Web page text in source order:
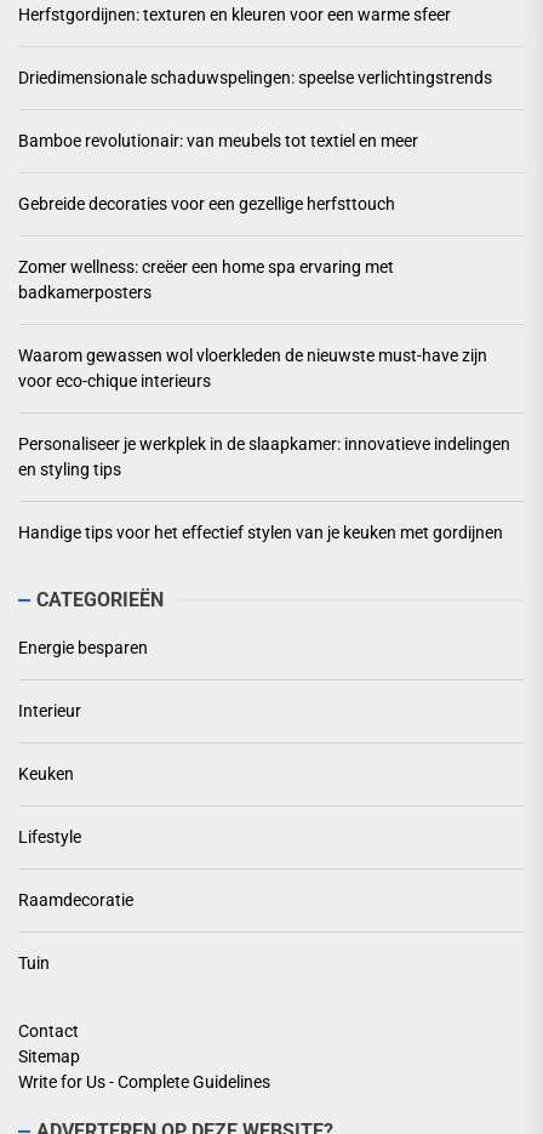
Herfstgordijnen: texturen en kleuren voor een warme sfeer
Driedimensionale schaduwspelingen: speelse verlichtingstrends
Bamboe revolutionair: van meubels tot textiel en meer
Gebreide decoraties voor een gezellige herfsttouch
Zomer wellness: creëer een home spa ervaring met
badkamerposters
Waarom gewassen wol vloerkleden de nieuwste must-have zijn
voor eco-chique interieurs
Personaliseer je werkplek in de slaapkamer: innovatieve indelingen
en styling tips
Handige tips voor het effectief stylen van je keuken met gordijnen
CATEGORIEËN
Energie besparen
Interieur
Keuken
Lifestyle
Raamdecoratie
Tuin
Contact
Sitemap
Write for Us - Complete Guidelines